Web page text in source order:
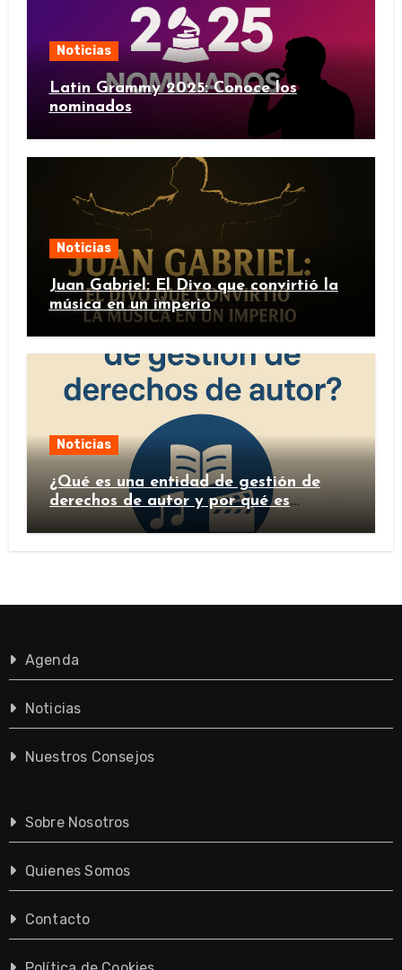
Noticias
Latin Grammy 2025: Conoce los
nominados
Noticias
Juan Gabriel: El Divo que convirtió la
música en un imperio
Noticias
¿Qué es una entidad de gestión de
derechos de autor y por qué es
importante?
Agenda
Noticias
Nuestros Consejos
Sobre Nosotros
Quienes Somos
Contacto